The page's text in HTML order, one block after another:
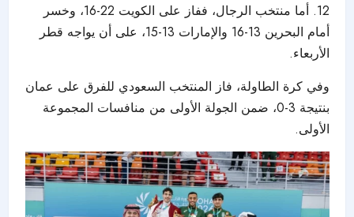
12. أما منتخب الرجال، ففاز على الكويت 22-16، وخسر
أمام البحرين 13-16 والإمارات 13-15، على أن يواجه قطر
الأربعاء.
وفي كرة الطاولة، فاز المنتخب السعودي للفرق على عمان
بنتيجة 3-0، ضمن الجولة الأولى من منافسات المجموعة
الأولى.